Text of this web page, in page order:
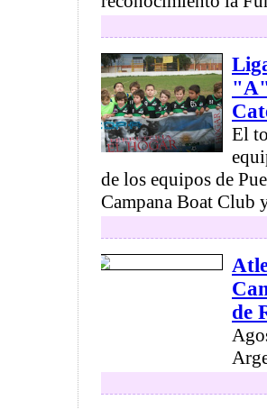
"A"
El
de los equipos de
Campana Boat Club
de